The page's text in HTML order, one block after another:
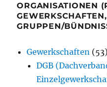
ORGANISATIONEN
GEWERKSCHAFTEN,
GRUPPEN/
Gewerkschaften (53)
DGB